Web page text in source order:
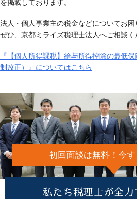
を掲載しております。
法人・個人事業主の税金などについてお困
ぜひ、京都ミライズ税理士法人へご相談く
『【個人所得課税】給与所得控除の最低
制改正）』についてはこちら
初回面談は無料！今す
私たち税理士が全力